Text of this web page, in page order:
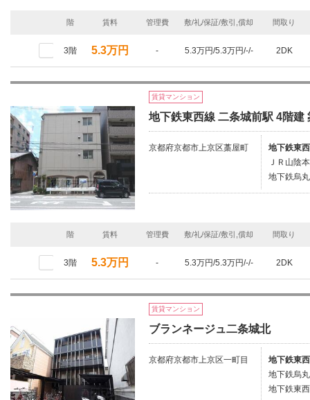
階 賃料 管理費 敷/礼/保証/敷引,償却 間取り
3階 5.3万円 - 5.3万円/5.3万円/-/- 2DK
賃貸マンション
地下鉄東西線 二条城前駅 4階建
京都府京都市上京区藁屋町
地下鉄東
ＪＲ山陰
地下鉄烏
階 賃料 管理費 敷/礼/保証/敷引,償却 間取り
3階 5.3万円 - 5.3万円/5.3万円/-/- 2DK
賃貸マンション
ブランネージュ二条城北
京都府京都市上京区一町目
地下鉄東
地下鉄烏
地下鉄東